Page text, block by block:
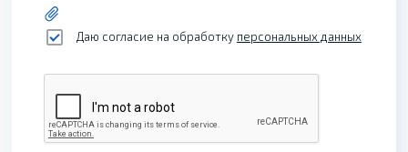
Даю согласие на обработку персональных данных